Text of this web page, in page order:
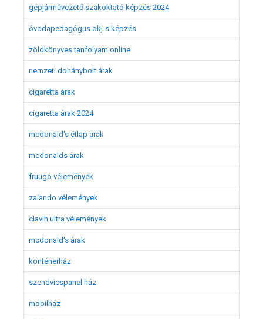
gépjárművezető szakoktató képzés 2024
óvodapedagógus okj-s képzés
zöldkönyves tanfolyam online
nemzeti dohánybolt árak
cigaretta árak
cigaretta árak 2024
mcdonald's étlap árak
mcdonalds árak
fruugo vélemények
zalando vélemények
clavin ultra vélemények
mcdonald's árak
konténerház
szendvicspanel ház
mobilház